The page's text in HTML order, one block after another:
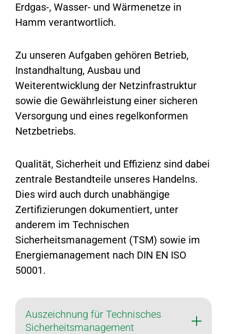
Erdgas-, Wasser- und Wärmenetze in
Hamm verantwortlich.
Zu unseren Aufgaben gehören Betrieb,
Instandhaltung, Ausbau und
Weiterentwicklung der Netzinfrastruktur
sowie die Gewährleistung einer sicheren
Versorgung und eines regelkonformen
Netzbetriebs.
Qualität, Sicherheit und Effizienz sind dabei
zentrale Bestandteile unseres Handelns.
Dies wird auch durch unabhängige
Zertifizierungen dokumentiert, unter
anderem im Technischen
Sicherheitsmanagement (TSM) sowie im
Energiemanagement nach DIN EN ISO
50001.
Auszeichnung für Technisches
Sicherheitsmanagement